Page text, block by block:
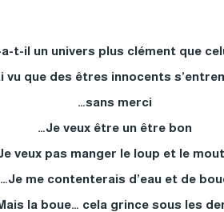
t-il un univers plus clément que
vu que des êtres innocents
sans merci…
Je veux être un être bon…
veux pas manger le loup et le
Je me contenterais d’eau et de
la boue… cela grince sous les